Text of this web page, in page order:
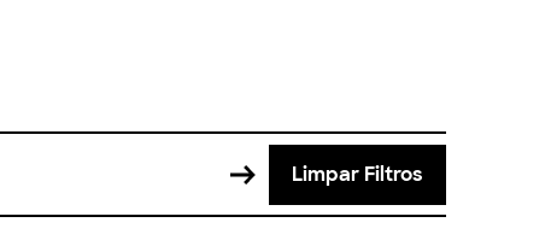
Limpar Filtros